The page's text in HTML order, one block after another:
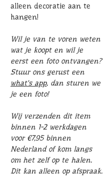
alleen decoratie aan te
hangen!
Wil je van te voren weten
wat je koopt en wil je
eerst een foto ontvangen?
Stuur ons gerust een
what's app, dan sturen we
je een foto!
Wij verzenden dit item
binnen 1-2 werkdagen
voor €7,95 binnen
Nederland of kom langs
om het zelf op te halen.
Dit kan alleen op afspraak.